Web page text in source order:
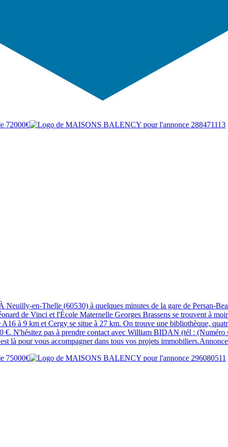
en-Thelle (60530) à quelques minutes de la gare de Persan-
de Vinci et l'École Maternelle Georges Brassens se trouvent à
à 9 km et Cergy se situe à 27 km. On trouve une bibliothèque,
N'hésitez pas à prendre contact avec William BIDAN (tél :
là pour vous accompagner dans tous vos projets